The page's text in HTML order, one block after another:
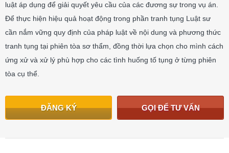
luật áp dụng để giải quyết yêu cầu của các đương sự trong vụ án.
Để thực hiện hiệu quả hoạt động trong phần tranh tụng Luật sư
cần nắm vững quy định của pháp luật về nội dung và phương thức
tranh tụng tại phiên tòa sơ thẩm, đồng thời lựa chọn cho mình cách
ứng xử và xử lý phù hợp cho các tình huống tố tụng ở từng phiên
tòa cụ thể.
ĐĂNG KÝ GỌI ĐỂ TƯ VẤN